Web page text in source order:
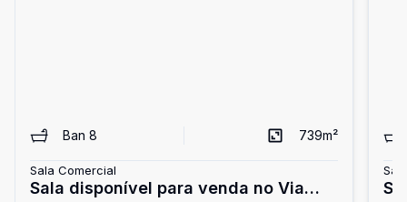
Ban 8 739m²
Sala Comercial
Sala disponível para venda no Via